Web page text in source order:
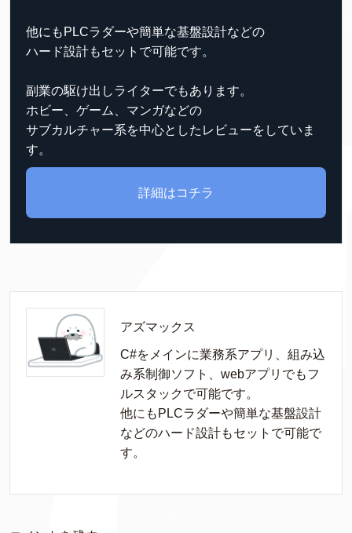
他にもPLCラダーや簡単な基盤設計などの
ハード設計もセットで可能です。
副業の駆け出しライターでもあります。
ホビー、ゲーム、マンガなどの
サブカルチャー系を中心としたレビューをしていま
す。
詳細はコチラ
アズマックス
C#をメインに業務系アプリ、組み込
み系制御ソフト、webアプリでもフ
ルスタックで可能です。
他にもPLCラダーや簡単な基盤設計
などのハード設計もセットで可能で
す。